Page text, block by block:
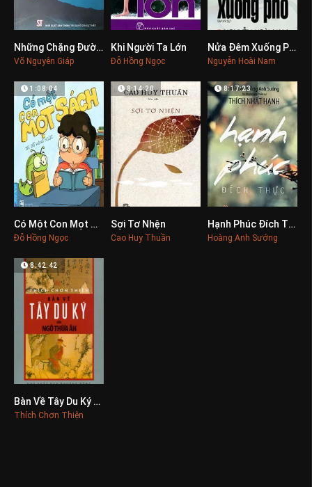
0Những Chặng Đường Lịch Sử
Võ Nguyên Giáp
Khi Người Ta Lớn
Đỗ Hồng Ngọc
0Nửa Đêm Xuống Phố
Nguyễn Hoài Nam
0
1:08:04
Có Một Con Mọt Sách
Đỗ Hồng Ngọc
8:14:20
Sợi Tơ Nhện
Cao Huy Thuần
0
8:17:23
Hạnh Phúc Đích Thực
Hoàng Anh Sướng
0
8:42:42
Bàn Về Tây Du Ký Của Ngô Thừa Ân
Thích Chơn Thiện